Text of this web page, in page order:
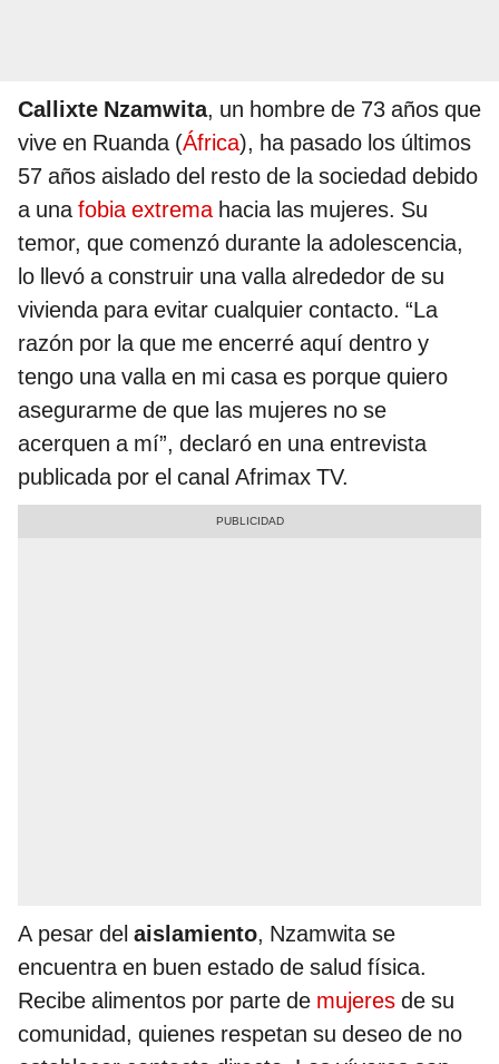
Callixte Nzamwita, un hombre de 73 años que
vive en Ruanda (África), ha pasado los últimos
57 años aislado del resto de la sociedad debido
a unafobia extremahacia las mujeres. Su
temor, que comenzó durante la adolescencia,
lo llevó a construir una valla alrededor de su
vivienda para evitar cualquier contacto. “La
razón por la que me encerré aquí dentro y
tengo una valla en mi casa es porque quiero
asegurarme de que las mujeres no se
acerquen a mí”, declaró en una entrevista
publicada por el canal Afrimax TV.
A pesar del aislamiento, Nzamwita se
encuentra en buen estado de salud física.
Recibe alimentos por parte de mujeres de su
comunidad, quienes respetan su deseo de no